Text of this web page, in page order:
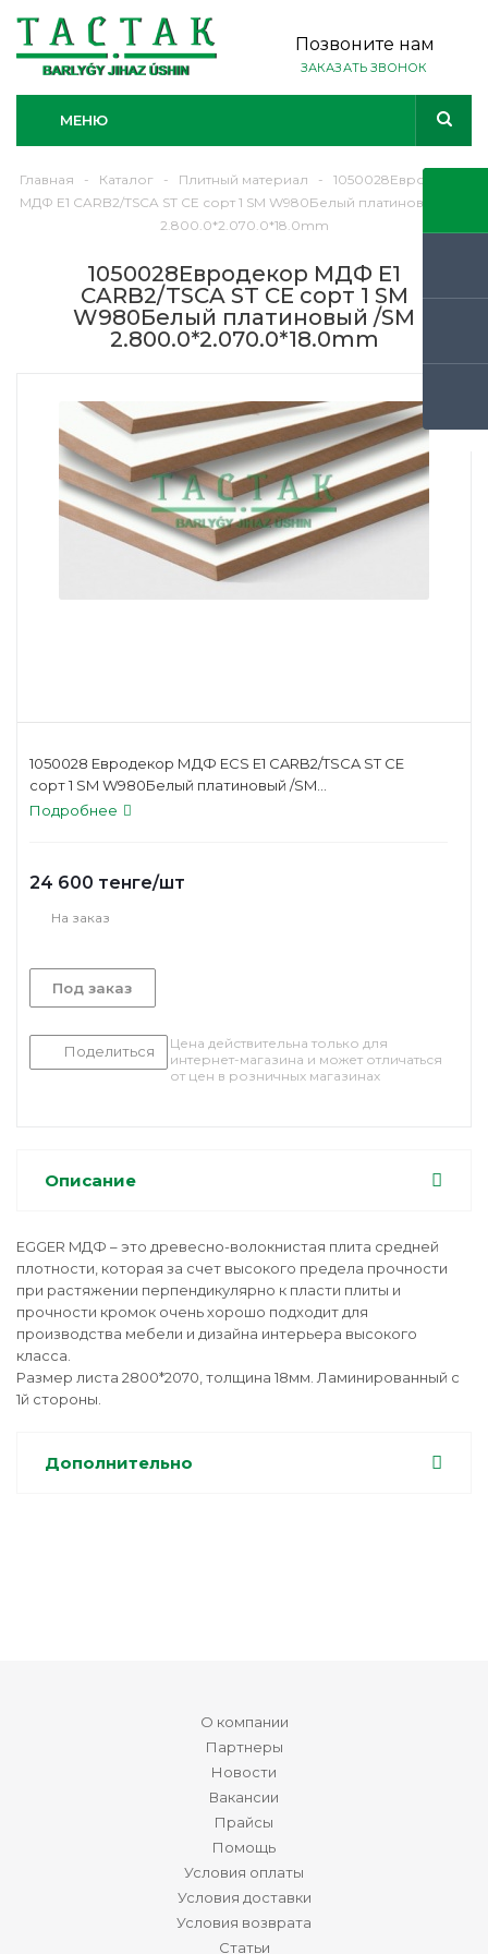
Позвоните нам
ЗАКАЗАТЬ ЗВОНОК
МЕНЮ
Главная - Каталог - Плитный материал -
1050028Евродекор
МДФ Е1 CARB2/TSCA ST CE сорт 1 SM W980Белый платиновый /SM
2.800.0*2.070.0*18.0mm
1050028Евродекор МДФ Е1
CARB2/TSCA ST CE сорт 1 SM
W980Белый платиновый /SM
2.800.0*2.070.0*18.0mm
1050028 Евродекор МДФ ECS Е1 CARB2/TSCA ST CE
сорт 1 SM W980Белый платиновый /SM...
Подробнее
24 600 тенге/шт
На заказ
Под заказ
Поделиться
Цена действительна только для
интернет-магазина и может отличаться
от цен в розничных магазинах
Описание
EGGER MДФ – это древесно-волокнистая плита средней
плотности, которая за счет высокого предела прочности
при растяжении перпендикулярно к пласти плиты и
прочности кромок очень хорошо подходит для
производства мебели и дизайна интерьера высокого
класса.
Размер листа 2800*2070, толщина 18мм. Ламинированный с
1й стороны.
Дополнительно
О компании
Партнеры
Новости
Вакансии
Прайсы
Помощь
Условия оплаты
Условия доставки
Условия возврата
Статьи